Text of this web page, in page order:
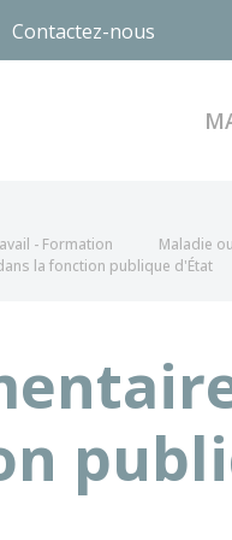
Contactez-nous
- Formation
Maladie
la fonction publique d'État